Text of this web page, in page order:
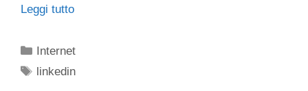
Leggi tutto
Categorie
Internet
Tag
linkedin